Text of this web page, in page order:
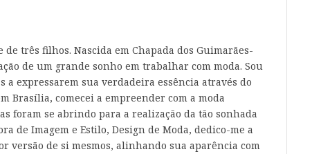
de três filhos. Nascida em Chapada dos Guimarães-
de um grande sonho em trabalhar com moda. Sou
a expressarem sua verdadeira essência através do
Brasília, comecei a empreender com a moda
foram se abrindo para a realização da tão sonhada
de Imagem e Estilo, Design de Moda, dedico-me a
versão de si mesmos, alinhando sua aparência com